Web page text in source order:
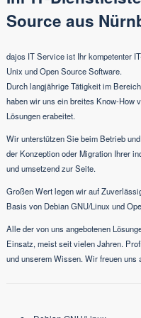
Source aus
dajos IT Service ist Ihr kompetenter
Unix und Open Source Software.
Durch langjährige Tätigkeit im Bereich
haben wir uns ein breites Know-How
Lösungenerabeitet.
Wir unterstützen Sie beim Betrieb
der Konzeption oder Migration Ihrer
und umsetzend zur Seite.
Großen Wert legen wir auf
Basis von Debian GNU/Linux und
Alle der von uns angebotenen
Einsatz, meist seit vielen Jahren.
und unserem Wissen. Wir freuen uns